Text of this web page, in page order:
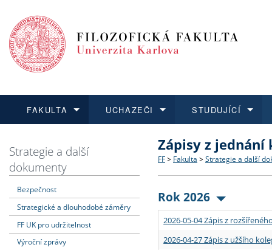
FAKULTA
Dozvědět se více
Struktura a historie
Strategie a další
Podpora a benefity pro
Absolventi fakulty
UCHAZEČI
Podat přihlášku
Co studovat a jak se
Učitelské studijní
Informace k průběhu
STUDUJÍCÍ
Dozvědět se více
Bakalářské a magisterské
Doktorské studium
Rigorózní řízení
Dozvědět se více
O vědě a výzkumu na FF
Akademické kvalifikace
Granty a projekty
Dozvědět se více
Aktuální nabídky a
Vyjíždějící studenti
Přijíždějící studenti
Vyjíždějící zaměstnanci
Strategie a další
dokumenty
Bezpečnost
Strategické a dlouhodobé záměry
FF UK pro udržitelnost
Výroční zprávy
Zápisy z jednání
FF > Fakulta > Strategie a další
Rok 2026
2026-05-04 Zápis z
2026-04-27 Zápis z užšího